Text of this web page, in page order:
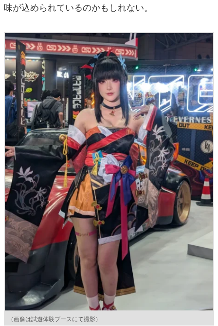
味が込められているのかもしれない。
（画像は試遊体験ブースにて撮影）